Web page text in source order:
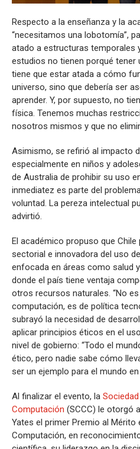
Respecto a la enseñanza y la
“necesitamos una lobotomía”,
atado a estructuras temporales
estudios no tienen porqué tener
tiene que estar atada a cómo
universo, sino que debería ser
aprender. Y, por supuesto, no
física. Tenemos muchas
nosotros mismos y que no
Asimismo, se refirió al impacto
especialmente en niños y
de Australia de prohibir su uso
inmediatez es parte del
voluntad. La pereza intelectual
advirtió.
El académico propuso que Chile
sectorial e innovadora del uso
enfocada en áreas como salud
donde el país tiene ventaja
otros recursos naturales. “No
computación, es de política
subrayó la necesidad de
aplicar principios éticos en el
nivel de gobierno: “Todo el
ético, pero nadie sabe cómo
ser un ejemplo para el mundo en
Al finalizar el evento, la
Computación (SCCC) le otorgó
Yates el primer Premio al Mérito
Computación, en